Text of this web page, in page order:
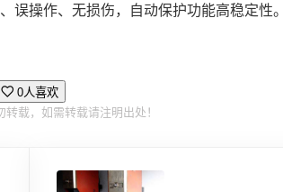
误操作、无损伤，自动保护功能高稳定性
0人喜欢
载，如需转载请注明出处！